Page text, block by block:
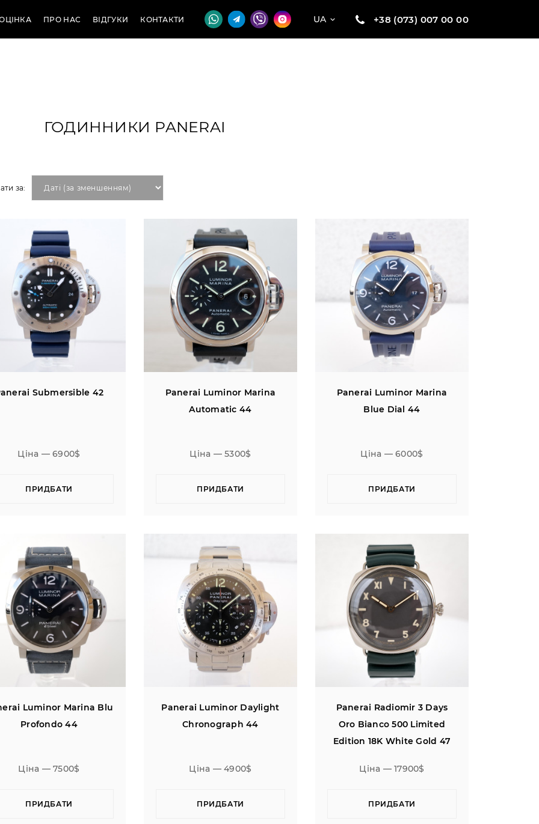
ПРО НАС ВІДГУКИ КОНТАКТИ UA +38 (073) 007 00 00
ГОДИННИКИ PANERAI
за:
Submersible 42
Ціна — 6900$
ПРИДБАТИ
Panerai Luminor Marina
Automatic 44
Ціна — 5300$
ПРИДБАТИ
Panerai Luminor Marina
Blue Dial 44
Ціна — 6000$
ПРИДБАТИ
Luminor Marina Blu
Profondo 44
Ціна — 7500$
ПРИДБАТИ
Panerai Luminor Daylight
Chronograph 44
Ціна — 4900$
ПРИДБАТИ
Panerai Radiomir 3 Days
Oro Bianco 500 Limited
Edition 18K White Gold 47
Ціна — 17900$
ПРИДБАТИ